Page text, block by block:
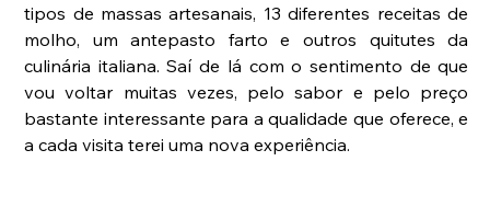
tipos de massas artesanais, 13 diferentes receitas de
molho, um antepasto farto e outros quitutes da
culinária italiana. Saí de lá com o sentimento de que
vou voltar muitas vezes, pelo sabor e pelo preço
bastante interessante para a qualidade que oferece, e
a cada visita terei uma nova experiência.